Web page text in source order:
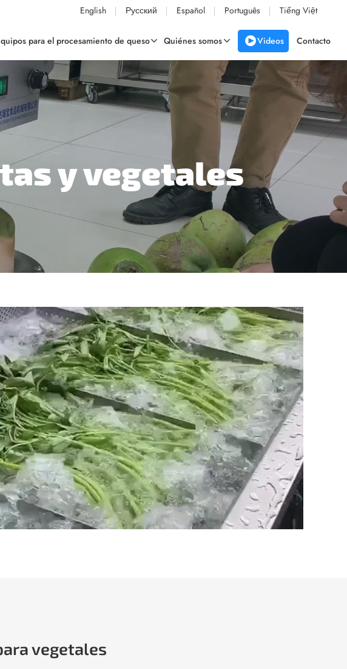
English Русский Español Português Tiếng Việt
para el procesamiento de queso Quiénes somos Videos Contacto
y vegetales
vegetales